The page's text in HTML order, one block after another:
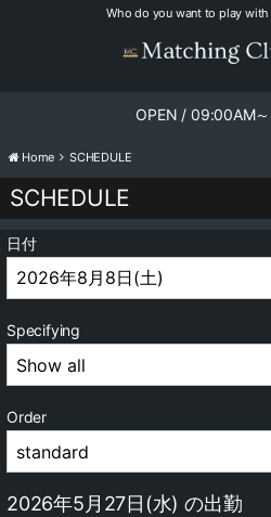
Who do you want to play with
OPEN / 09:00AM
Home SCHEDULE
SCHEDULE
日付
Specifying
Order
2026年5月27日(水) の出勤